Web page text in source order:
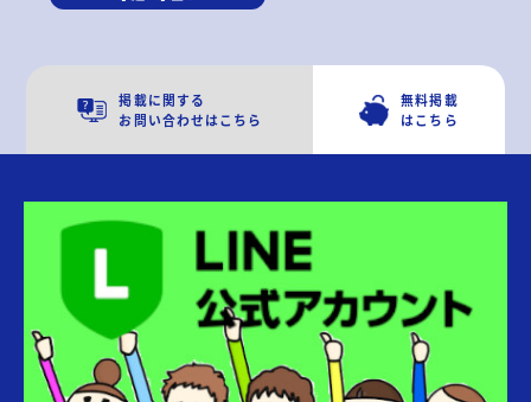
掲載に関する
お問い合わせはこちら
無料掲載
はこちら